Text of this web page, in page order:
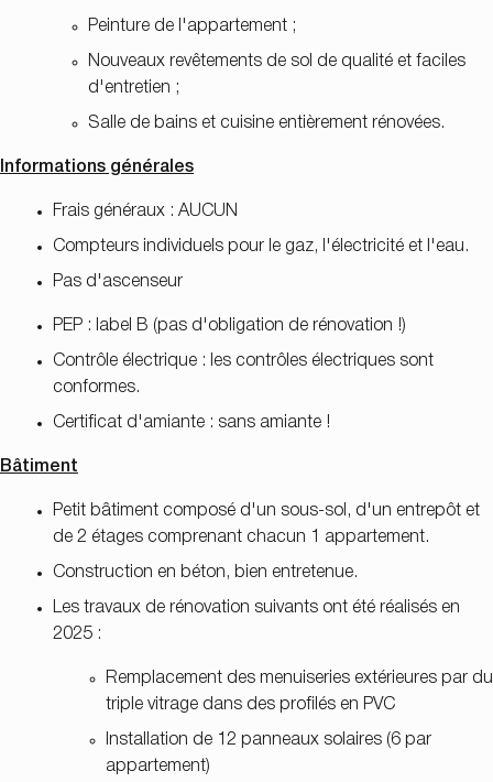
Peinture de l'appartement ;
Nouveaux revêtements de sol de qualité et faciles
d'entretien ;
Salle de bains et cuisine entièrement rénovées.
Informations générales
Frais généraux : AUCUN
Compteurs individuels pour le gaz, l'électricité et l'eau.
Pas d'ascenseur
PEP : label B (pas d'obligation de rénovation !)
Contrôle électrique : les contrôles électriques sont
conformes.
Certificat d'amiante : sans amiante !
Bâtiment
Petit bâtiment composé d'un sous-sol, d'un entrepôt et
de 2 étages comprenant chacun 1 appartement.
Construction en béton, bien entretenue.
Les travaux de rénovation suivants ont été réalisés en
2025 :
Remplacement des menuiseries extérieures par du
triple vitrage dans des profilés en PVC
Installation de 12 panneaux solaires (6 par
appartement)